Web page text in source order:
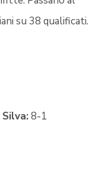
su 38 qualificati.
8-1